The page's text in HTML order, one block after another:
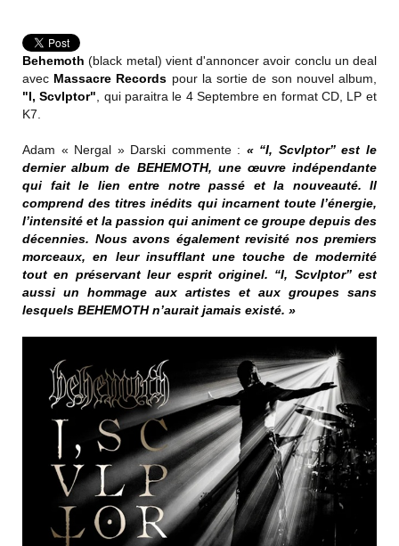
Behemoth (black metal) vient d'annoncer avoir conclu un deal
avec Massacre Records pour la sortie de son nouvel album,
"I, Scvlptor" , qui paraitra le 4 Septembre en format CD, LP et
K7.
Adam « Nergal » Darski commente : « “I, Scvlptor” est le
dernier album de BEHEMOTH, une œuvre indépendante
qui fait le lien entre notre passé et la nouveauté. Il
comprend des titres inédits qui incarnent toute l’énergie,
l’intensité et la passion qui animent ce groupe depuis des
décennies. Nous avons également revisité nos premiers
morceaux, en leur insufflant une touche de modernité
tout en préservant leur esprit originel. “I, Scvlptor” est
aussi un hommage aux artistes et aux groupes sans
lesquels BEHEMOTH n’aurait jamais existé. »